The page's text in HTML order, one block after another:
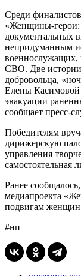
Среди финалистов
«Женщины-
документальных
непридуманным
военнослужащих,
СВО. Две истории
добровольца,
Елены Касимовой
эвакуации
сообщает пресс-
Победителям
дирижерскую
управления
самостоятельная
Ранее
медиапроекта
подвигам женщин
#нп